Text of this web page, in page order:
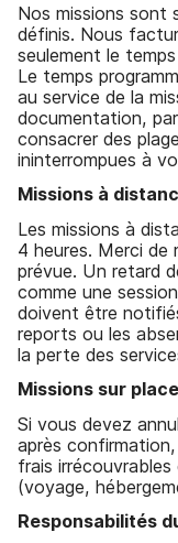
Nos missions sont
définis. Nous
seulement le
Le temps
au service de la
documentation,
consacrer des
ininterrompues à
Missions à
Les missions à
4 heures. Merci de
prévue. Un retard
comme une
doivent être
reports ou les
la perte des
Missions sur place
Si vous devez
après
frais
(voyage,
Responsabilités